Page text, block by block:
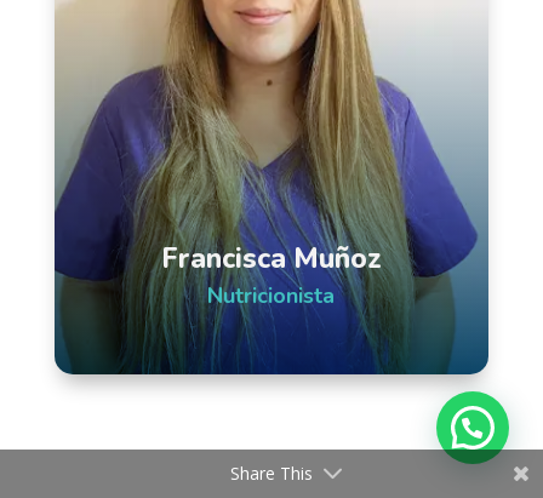
Francisca Muñoz
Nutricionista
Share This